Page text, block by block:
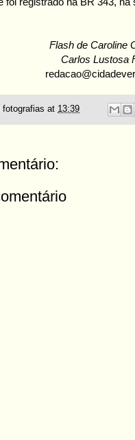
Flash de Caroline
Carlos Lustosa
fotografias at 13:39